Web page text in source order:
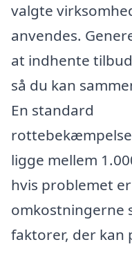
valgte
anvendes.
at indhente
så du kan
En standard
ligge mellem
hvis problemet
omkostningerne
faktorer, der kan